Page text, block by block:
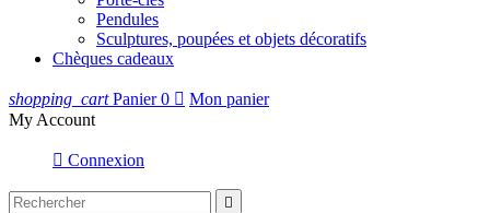
Pendules
Sculptures, poupées et objets décoratifs
Chèques cadeaux
shopping_cart Panier 0  Mon panier
My Account
 Connexion
